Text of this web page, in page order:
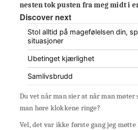
nesten tok pusten fra meg midt i
Discover next
Stol alltid på magefølelsen din,
situasjoner
Ubetinget kjærlighet
Samlivsbrudd
Du vet når man sier at når man møter
man høre klokkene ringe?
Vel, det var ikke første gang jeg